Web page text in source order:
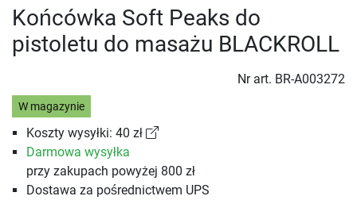
Końcówka Soft Peaks do
pistoletu do masażu BLACKROLL
Nr art. BR-A003272
W magazynie
Koszty wysyłki: 40 zł
Darmowa wysyłka
przy zakupach powyżej 800 zł
Dostawa za pośrednictwem UPS